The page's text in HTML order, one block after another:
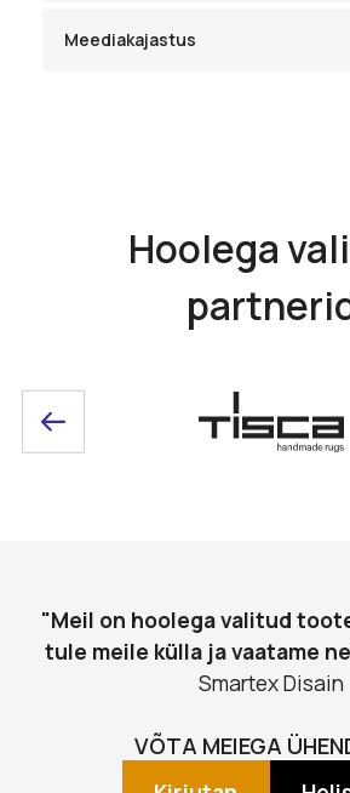
Meediakajastus
Hoolega
"Meil on hoolega valitud
tule meile külla ja vaatame
Smartex Disain
VÕTA MEIEGA